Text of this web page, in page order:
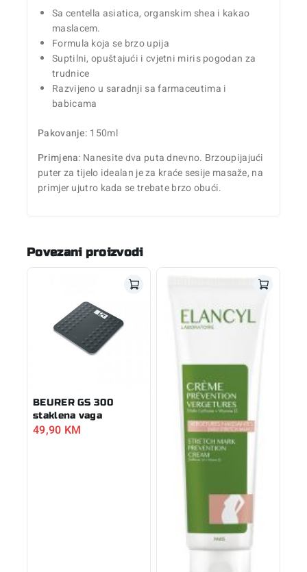
Sa centella asiatica, organskim shea i kakao
maslacem.
Formula koja se brzo upija
Suptilni, opuštajući i cvjetni miris pogodan za
trudnice
Razvijeno u saradnji sa farmaceutima i
babicama
Pakovanje: 150ml
Primjena: Nanesite dva puta dnevno. Brzoupijajući
puter za tijelo idealan je za kraće sesije masaže, na
primjer ujutro kada se trebate brzo obući.
Povezani proizvodi
BEURER GS 300
staklena vaga
49,90 KM